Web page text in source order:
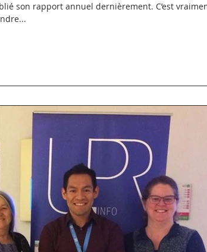
annuel dernièrement. C’est vraiment bien
prendre...